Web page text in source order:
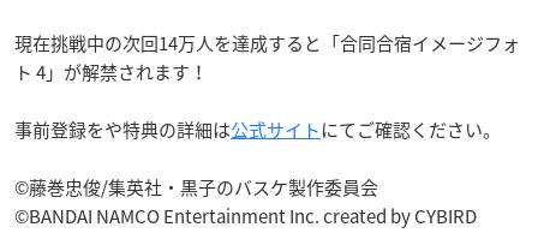
現在挑戦中の次回14万人を達成すると「合同合宿イメージフォ
ト 4」が解禁されます！
事前登録をや特典の詳細は公式サイトにてご確認ください。
©藤巻忠俊/集英社・黒子のバスケ製作委員会
©BANDAI NAMCO Entertainment Inc. created by CYBIRD